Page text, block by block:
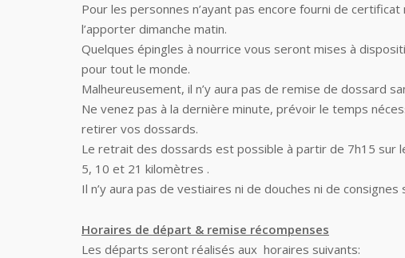
Pour les personnes n’ayant pas encore fourni de
l’apporter dimanche matin.
Quelques épingles à nourrice vous seront mises à
pour tout le monde.
Malheureusement, il n’y aura pas de remise de dossard
Ne venez pas à la dernière minute, prévoir le temps
retirer vos dossards.
Le retrait des dossards est possible à partir de 7h15 sur
5, 10 et 21 kilomètres .
Il n’y aura pas de vestiaires ni de douches ni de
Horaires de départ & remise récompenses
Les départs seront réalisés aux horaires suivants: